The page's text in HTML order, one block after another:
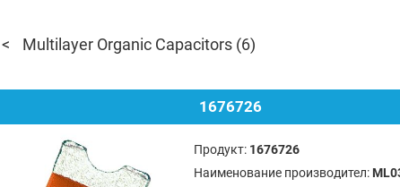
Multilayer Organic Capacitors (6)
1676726
Продукт: 1676726
Наименование производител: